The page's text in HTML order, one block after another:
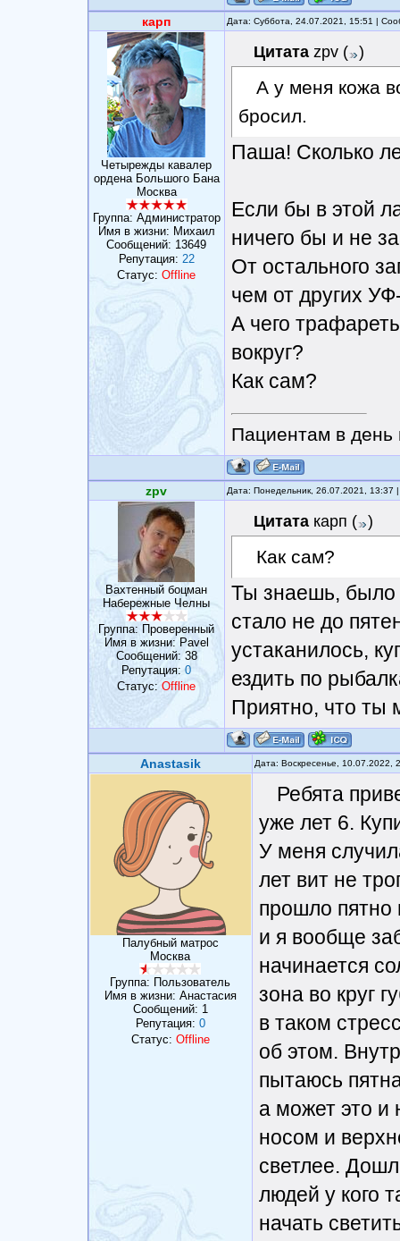
карп Дата: Суббота, 24.07.2021, 15:51 |
Четырежды кавалер
ордена Большого Бана
Москва
Группа: Администратор
Имя в жизни: Михаил
Сообщений: 13649
Репутация: 22
Статус: Offline
Цитата zpv( )
А у меня кожа
бросил.
Паша! Сколько
Если бы в этой
ничего бы и не
От остального
чем от других
А чего
вокруг?
Как сам?
Пациентам в день
zpv Дата: Понедельник, 26.07.2021,
Вахтенный боцман
Набережные Челны
Группа: Проверенный
Имя в жизни: Pavel
Сообщений: 38
Репутация:0
Статус: Offline
Цитата карп ( )
Как сам?
Ты знаешь, было
стало не до
устаканилось,
ездить по
Приятно, что ты
Anastasik Дата: Воскресенье,
Палубный матрос
Москва
Группа: Пользователь
Имя в жизни: Анастасия
Сообщений: 1
Репутация: 0
Статус: Offline
Ребята
уже лет 6.
У меня
лет вит не
прошло пятно
и я вообще
начинается
зона во круг
в таком
об этом.
пытаюсь
а может это и
носом и
светлее.
людей у кого
начать